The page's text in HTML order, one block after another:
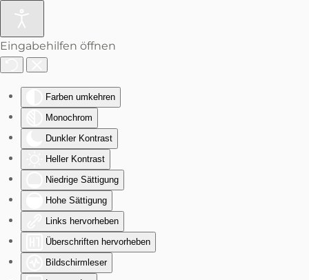
Eingabehilfen öffnen
Farben umkehren
Monochrom
Dunkler Kontrast
Heller Kontrast
Niedrige Sättigung
Hohe Sättigung
Links hervorheben
Überschriften hervorheben
Bildschirmleser
Zum Hauptinhalt springen